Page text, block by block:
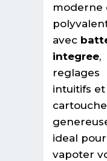
moderne
avec
integree,
reglages
intuitifs et
cartouche
ideal pour
vapoter